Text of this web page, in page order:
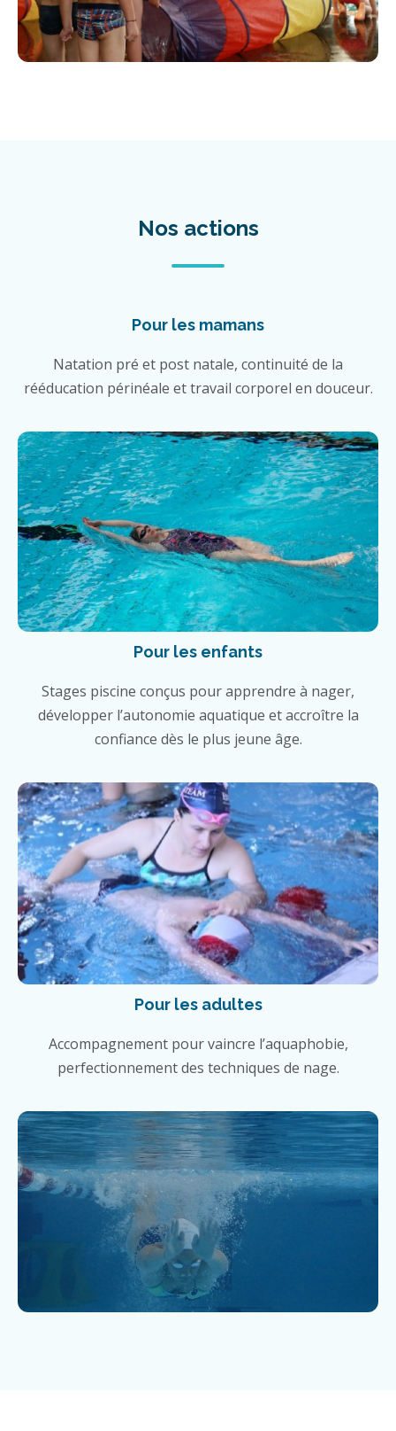
Nos actions
Pour les mamans
Natation pré et post natale, continuité de la
rééducation périnéale et travail corporel en douceur.
Pour les enfants
Stages piscine conçus pour apprendre à nager,
développer l’autonomie aquatique et accroître la
confiance dès le plus jeune âge.
Pour les adultes
Accompagnement pour vaincre l’aquaphobie,
perfectionnement des techniques de nage.